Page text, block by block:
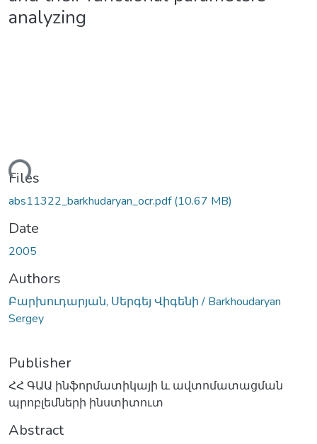
analyzing
Files
abs11322_barkhudaryan_ocr.pdf(10.67 MB)
Date
2005
Authors
Բարխուդարյան, Սերգեյ Վիգենի / Barkhoudaryan
Sergey
Publisher
ՀՀ ԳԱԱ ինֆորմատիկայի և ավտոմատացման
պրոբլեմների ինստիտուտ
Abstract